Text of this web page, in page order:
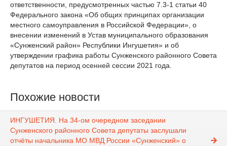
ответственности, предусмотренных частью 7.3-1 статьи 40
Федерального закона «Об общих принципах организации
местного самоуправления в Российской Федерации», о
внесении изменений в Устав муниципального образования
«Сунженский район» Республики Ингушетия» и об
утверждении графика работы Сунженского районного Совета
депутатов на период осенней сессии 2021 года.
Похожие новости
ИНГУШЕТИЯ. На 34-ом очередном заседании
Сунженского районного Совета депутаты заслушали
отчёты начальника МО МВД России «Сунженский» о